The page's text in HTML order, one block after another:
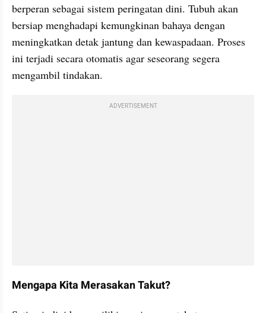
berperan sebagai sistem peringatan dini. Tubuh akan
bersiap menghadapi kemungkinan bahaya dengan
meningkatkan detak jantung dan kewaspadaan. Proses
ini terjadi secara otomatis agar seseorang segera
mengambil tindakan.
ADVERTISEMENT
Mengapa Kita Merasakan Takut?